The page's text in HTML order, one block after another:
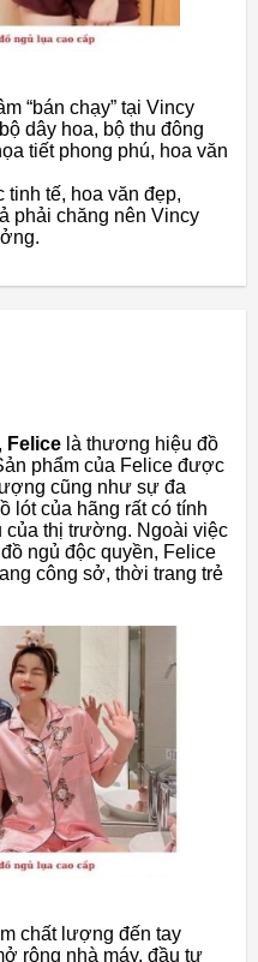
“bán chạy” tại Vincy
dây hoa, bộ thu đông
tiết phong phú, hoa văn
tế, hoa văn đẹp,
phải chăng nên Vincy
Felice là thương hiệu đồ
phẩm của Felice được
cũng như sự đa
lót của hãng rất có tính
thị trường. Ngoài việc
ngủ độc quyền, Felice
công sở, thời trang trẻ
chất lượng đến tay
rộng nhà máy, đầu tư